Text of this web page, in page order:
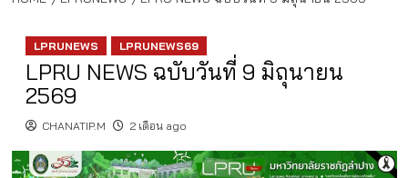
LPRUNEWS LPRUNEWS69
LPRU NEWS ฉบับวันที่ 9 มิถุนายน
2569
CHANATIP.M 2 เดือน ago